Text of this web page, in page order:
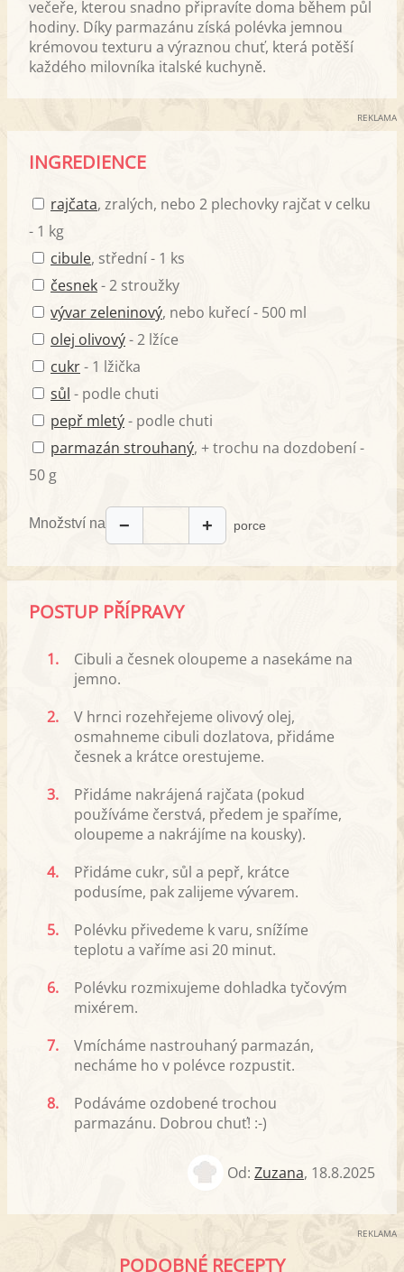
večeře, kterou snadno připravíte doma během půl
hodiny. Díky parmazánu získá polévka jemnou
krémovou texturu a výraznou chuť, která potěší
každého milovníka italské kuchyně.
REKLAMA
INGREDIENCE
rajčata, zralých, nebo 2 plechovky rajčat v celku
- 1 kg
cibule, střední - 1 ks
česnek- 2 stroužky
vývar zeleninový, nebo kuřecí - 500 ml
olej olivový- 2 lžíce
cukr- 1 lžička
sůl - podle chuti
pepř mletý- podle chuti
parmazán strouhaný, + trochu na dozdobení -
50 g
Množství na − + porce
POSTUP PŘÍPRAVY
1.
Cibuli a česnek oloupeme a nasekáme na
jemno.
2.
V hrnci rozehřejeme olivový olej,
osmahneme cibuli dozlatova, přidáme
česnek a krátce orestujeme.
3.
Přidáme nakrájená rajčata (pokud
používáme čerstvá, předem je spaříme,
oloupeme a nakrájíme na kousky).
4.
Přidáme cukr, sůl a pepř, krátce
podusíme, pak zalijeme vývarem.
5.
Polévku přivedeme k varu, snížíme
teplotu a vaříme asi 20 minut.
6.
Polévku rozmixujeme dohladka tyčovým
mixérem.
7.
Vmícháme nastrouhaný parmazán,
necháme ho v polévce rozpustit.
8.
Podáváme ozdobené trochou
parmazánu. Dobrou chuť! :-)
Od: Zuzana, 18.8.2025
REKLAMA
PODOBNÉ RECEPTY